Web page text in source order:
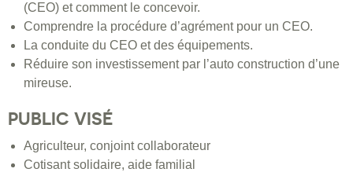
(CEO) et comment le concevoir.
Comprendre la procédure d’agrément pour un CEO.
La conduite du CEO et des équipements.
Réduire son investissement par l’auto construction d’une
mireuse.
PUBLIC VISÉ
Agriculteur, conjoint collaborateur
Cotisant solidaire, aide familial